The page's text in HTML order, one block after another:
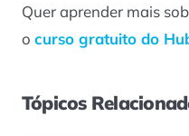
Quer aprender mais
o curso gratuito do
Tópicos